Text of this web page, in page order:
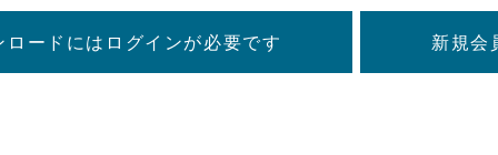
ロードにはログインが必要です 新規会